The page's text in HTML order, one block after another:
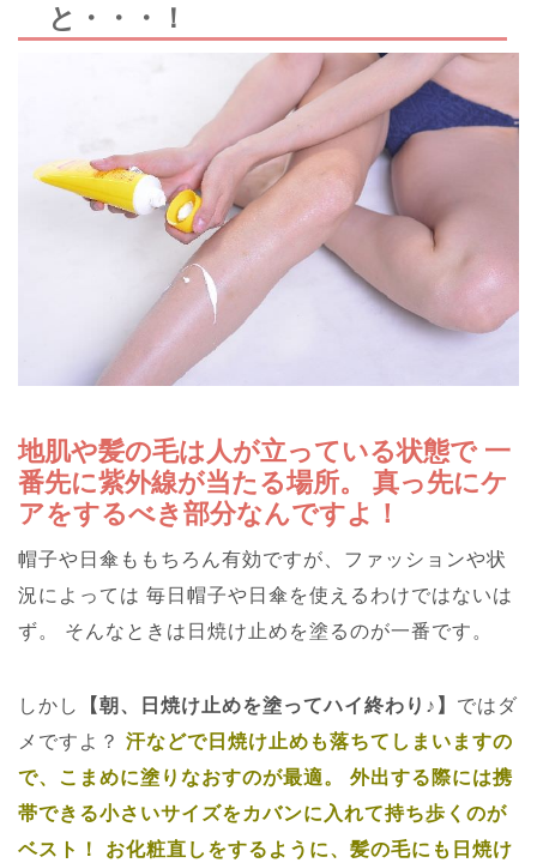
と・・・！
地肌や髪の毛は人が立っている状態で一
番先に紫外線が当たる場所。
真っ先にケ
アをするべき部分なんですよ！
帽子や日傘ももちろん有効ですが、ファッションや状
況によっては 毎日帽子や日傘を使えるわけではないは
ず。
そんなときは日焼け止めを塗るのが一番です。
しかし 【朝、日焼け止めを塗ってハイ終わり♪】 ではダ
メですよ？ 汗などで日焼け止めも落ちてしまいますの
で、こまめに塗りなおすのが最適。
外出する際には携
帯できる小さいサイズをカバンに入れて持ち歩くのが
ベスト！
お化粧直しをするように、髪の毛にも日焼け